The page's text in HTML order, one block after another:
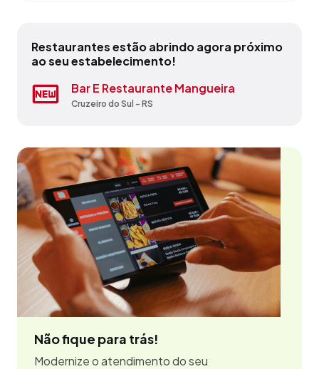
Restaurantes estão abrindo agora próximo
ao seu estabelecimento!
Bar E Lancheria Do Cebola
Espumoso - RS
Bar E Restaurante Mangueira
Cruzeiro do Sul - RS
Camping Rio Belo
Caxias do Sul - RS
Choppao Haus
Montenegro - RS
Di Paolo Galeto E Grelhados Ltda
Caxias do Sul - RS
Gringo Gastronomia
Montenegro - RS
Provensi & Provensi Ltda
Porto Alegre - RS
Supermercado Baklizi
Quaraí - RS
Vento Da Costa Boteco
Cambará do Sul - RS
Zimbabwe
São Leopoldo - RS
Não fique para trás!
Modernize o atendimento do seu